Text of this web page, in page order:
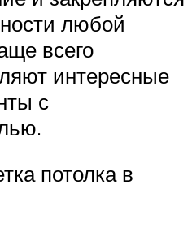
любой
всего
интересные
с
потолка в